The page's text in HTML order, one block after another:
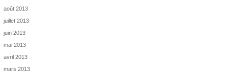
août 2013
juillet 2013
juin 2013
mai 2013
avril 2013
mars 2013